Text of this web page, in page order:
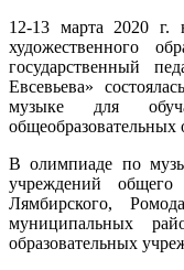
12-13 марта 2020 г.
художественного
государственный
Евсевьева»
музыке для
В олимпиаде по
учреждений общего
Лямбирского,
муниципальных
образовательных